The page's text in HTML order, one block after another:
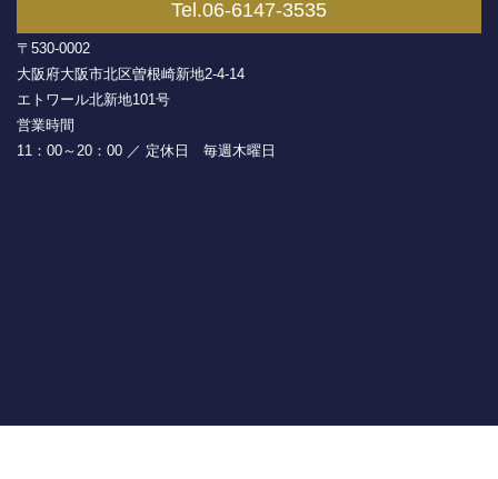
Tel.06-6147-3535
〒530-0002
大阪府大阪市北区曽根崎新地2-4-14
エトワール北新地101号
営業時間
11：00～20：00 ／ 定休日 毎週木曜日